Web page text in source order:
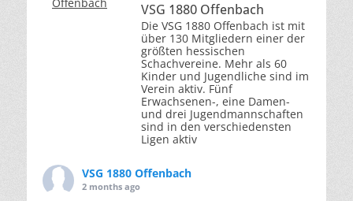
VSG 1880 Offenbach
Die VSG 1880 Offenbach ist mit
über 130 Mitgliedern einer der
größten hessischen
Schachvereine. Mehr als 60
Kinder und Jugendliche sind im
Verein aktiv. Fünf
Erwachsenen-, eine Damen-
und drei Jugendmannschaften
sind in den verschiedensten
Ligen aktiv
VSG 1880 Offenbach
2 months ago